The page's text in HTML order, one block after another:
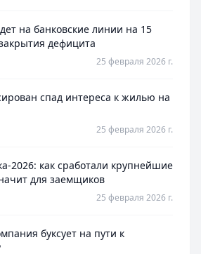
на банковские линии на 15
дефицита
25 февраля 2026 г.
спад интереса к жилью на
25 февраля 2026 г.
2026: как сработали крупнейшие
для заемщиков
25 февраля 2026 г.
буксует на пути к